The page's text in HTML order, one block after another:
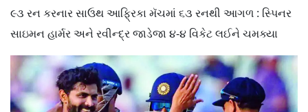
૯૩ રન કરનાર સાઉથ આફ્રિકા મૅચમાં ૬૩ રનથી આગળ : સ્પિનર
સાઇમન હાર્મર અને રવીન્દ્ર જાડેજા ૪-૪ વિકેટ લઈને ચમક્યા